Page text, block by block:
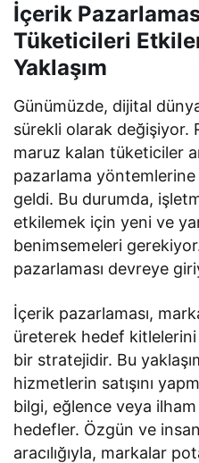
İçerik
Tüketicileri
Yaklaşım
Günümüzde, dijital
sürekli olarak değişiyor.
maruz kalan tüketiciler
pazarlama yöntemlerine
geldi. Bu durumda,
etkilemek için yeni ve
benimsemeleri
pazarlaması devreye
İçerik pazarlaması,
üreterek hedef
bir stratejidir. Bu
hizmetlerin satışını
bilgi, eğlence veya
hedefler. Özgün ve
aracılığıyla, markalar